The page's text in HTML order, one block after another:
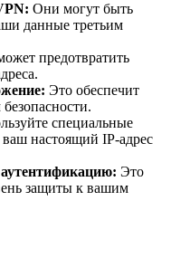
Они могут быть
данные третьим
предотвратить
Это обеспечит
специальные
настоящий IP-адрес
Это
защиты к вашим